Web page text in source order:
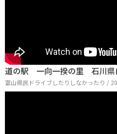
道の駅 一向一揆の里 石川県
富山県民ドライブしたりしなかったり /